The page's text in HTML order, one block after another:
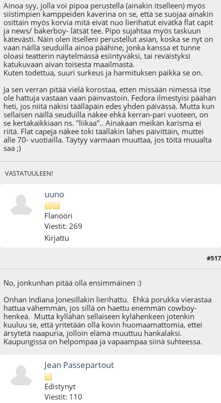
Ainoa syy, jolla voi pipoa perustella (ainakin itselleen) myös
siistimpien kamppeiden kaverina on se, että se suojaa ainakin
osittain myös korvia mitä eivät nuo lierihatut eivätkä flat capit
ja news/ bakerboy- lätsät tee. Pipo sujahtaa myös taskuun
kätevästi. Näin olen itselleni perustellut asian, koska se nyt on
vaan näillä seuduilla ainoa päähine, jonka kanssa et tunne
oloasi teatterin näytelmässä esiintyväksi, tai reväistyksi
katukuvaan aivan toisesta maailmasta.
Kuten todettua, suuri surkeus ja harmituksen paikka se on.
Ja sen verran pitää vielä korostaa, etten missään nimessä itse
ole hattuja vastaan vaan päinvastoin. Fedora ilmestyisi päähän
heti, jos niitä näkisi täälläpäin edes yhden päivässä. Mutta kun
sellaisen näillä seuduilla näkee ehkä kerran-pari vuoteen, on
se kertakaikkiaan ns. "liikaa".. Ainakaan meikän karisma ei
riitä. Flat capeja näkee toki täälläkin lähes päivittäin, muttei
alle 70- vuotiailla. Täytyy varmaan muuttaa, jos töitä muualta
saa ;)
VASTATUULEEN!
uuno
Flanööri
Viestit: 269
Kirjattu
#517
No, jonkunhan pitää olla ensimmäinen :)
Onhan Indiana Jonesillakin lierihattu. Ehkä porukka vierastaa
hattua vähemmän, jos sillä on haettu enemmän cowboy-
henkeä. Mutta kyllähän sellaiseen kylähenkeen jotenkin
kuuluu se, että yritetään olla kovin huomaamattomia, ettei
ärsytetä naapuria, jolloin elämä muuttuu hankalaksi.
Kaupungissa on helpompaa ja vapaampaa siinä suhteessa.
Jean Passepartout
Edistynyt
Viestit: 110